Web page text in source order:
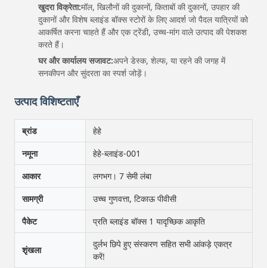
खुदरा विक्रेता:मॉल, खिलौनों की दुकानों, किताबों की दुकानों, उपहार की
दुकानों और विशेष ब्लाइंड बॉक्स स्टोरों के लिए आदर्श जो पैदल यात्रियों को
आकर्षित करना चाहते हैं और एक ट्रेंडी, उच्च-मांग वाले उत्पाद की पेशकश
करते हैं।
घर और कार्यालय सजावट:अपने डेस्क, शेल्फ, या रहने की जगह में
सनकीपन और सुंदरता का स्पर्श जोड़ें।
उत्पाद विशिष्टताएँ
ब्रांड
हेहे
नमूना
हेहे-ब्लाइंड-001
आकार
लगभग। 7 सेमी लंबा
सामग्री
उच्च गुणवत्ता, टिकाऊ पीवीसी
पैकेट
प्रति ब्लाइंड बॉक्स 1 यादृच्छिक आकृति
शृंखला
दुर्लभ छिपे हुए संस्करण सहित सभी आंकड़े एकत्र
करें!